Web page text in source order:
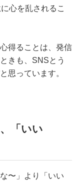
心を乱されるこ
得ることは、発信
きも、SNSとう
思っています。
「いい
〜」より「いい